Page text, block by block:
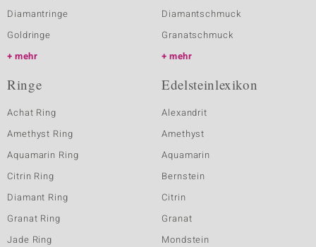
Diamantringe
Goldringe
mehr
Diamantschmuck
Granatschmuck
mehr
Ringe
Achat Ring
Amethyst Ring
Aquamarin Ring
Citrin Ring
Diamant Ring
Granat Ring
Jade Ring
Edelsteinlexikon
Alexandrit
Amethyst
Aquamarin
Bernstein
Citrin
Granat
Mondstein